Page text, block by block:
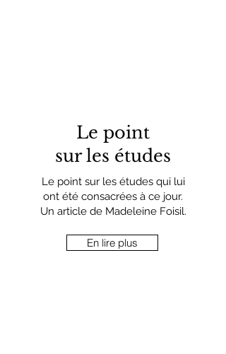
Le point
sur les études
Le point sur les études qui lui
ont été consacrées à ce jour.
Un article de Madeleine Foisil.
En lire plus